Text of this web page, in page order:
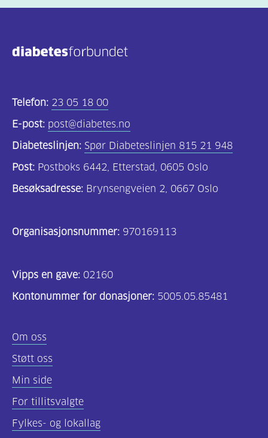
Telefon: 23 05 18 00
E-post: post@diabetes.no
Diabeteslinjen: Spør Diabeteslinjen 815 21 948
Post: Postboks 6442, Etterstad, 0605 Oslo
Besøksadresse: Brynsengveien 2, 0667 Oslo
Organisasjonsnummer: 970169113
Vipps en gave: 02160
Kontonummer for donasjoner: 5005.05.85481
Om oss
Støtt oss
Min side
For tillitsvalgte
Fylkes- og lokallag